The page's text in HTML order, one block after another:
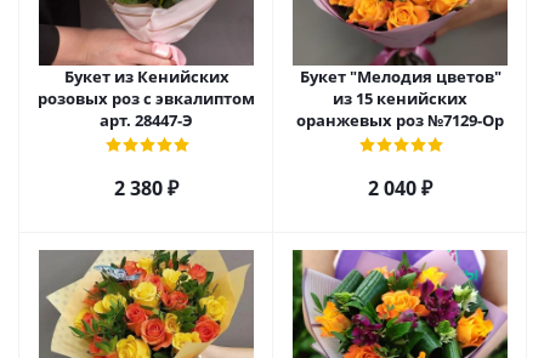
Букет из Кенийских
розовых роз с эвкалиптом
арт. 28447-Э
2 380₽
Букет "Мелодия цветов"
из 15 кенийских
оранжевых роз №7129-Ор
2 040₽